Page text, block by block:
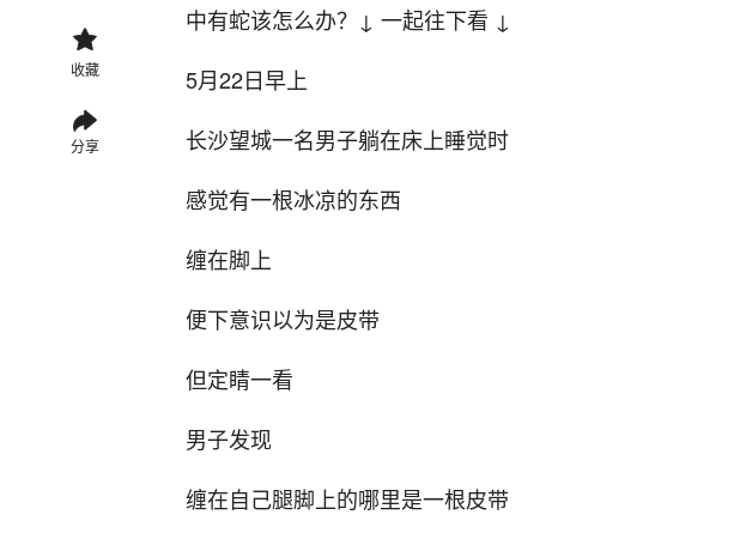
收藏
分享
中有蛇该怎么办？↓ 一起往下看 ↓
5月22日早上
长沙望城一名男子躺在床上睡觉时
感觉有一根冰凉的东西
缠在脚上
便下意识以为是皮带
但定睛一看
男子发现
缠在自己腿脚上的哪里是一根皮带